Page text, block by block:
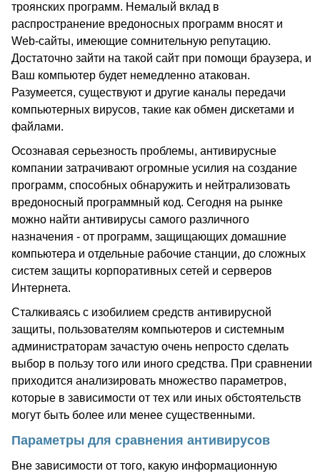
троянских программ. Немалый вклад в
распространение вредоносных программ вносят и
Web-сайты, имеющие сомнительную репутацию.
Достаточно зайти на такой сайт при помощи браузера, и
Ваш компьютер будет немедленно атакован.
Разумеется, существуют и другие каналы передачи
компьютерных вирусов, такие как обмен дискетами и
файлами.
Осознавая серьезность проблемы, антивирусные
компании затрачивают огромные усилия на создание
программ, способных обнаружить и нейтрализовать
вредоносный программный код. Сегодня на рынке
можно найти антивирусы самого различного
назначения - от программ, защищающих домашние
компьютера и отдельные рабочие станции, до сложных
систем защиты корпоративных сетей и серверов
Интернета.
Сталкиваясь с изобилием средств антивирусной
защиты, пользователям компьютеров и системным
администраторам зачастую очень непросто сделать
выбор в пользу того или иного средства. При сравнении
приходится анализировать множество параметров,
которые в зависимости от тех или иных обстоятельств
могут быть более или менее существенными.
Параметры для сравнения антивирусов
Вне зависимости от того, какую информационную